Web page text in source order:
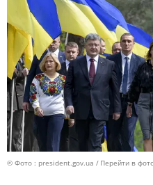
© Фото : president.gov.ua Перейти в